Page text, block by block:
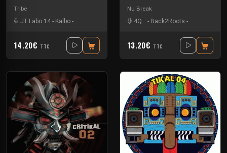
Tribe
JT Labo 14 - Kalbo - Kick'Art Volcomx23
14.20€ TTC
Nu Break
4Q
- Back2Roots - Kick'Art
13.20€ TTC